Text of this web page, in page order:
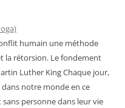
humain une méthode
la rétorsion. Le fondement
Luther King Chaque jour,
notre monde en ce
personne dans leur vie